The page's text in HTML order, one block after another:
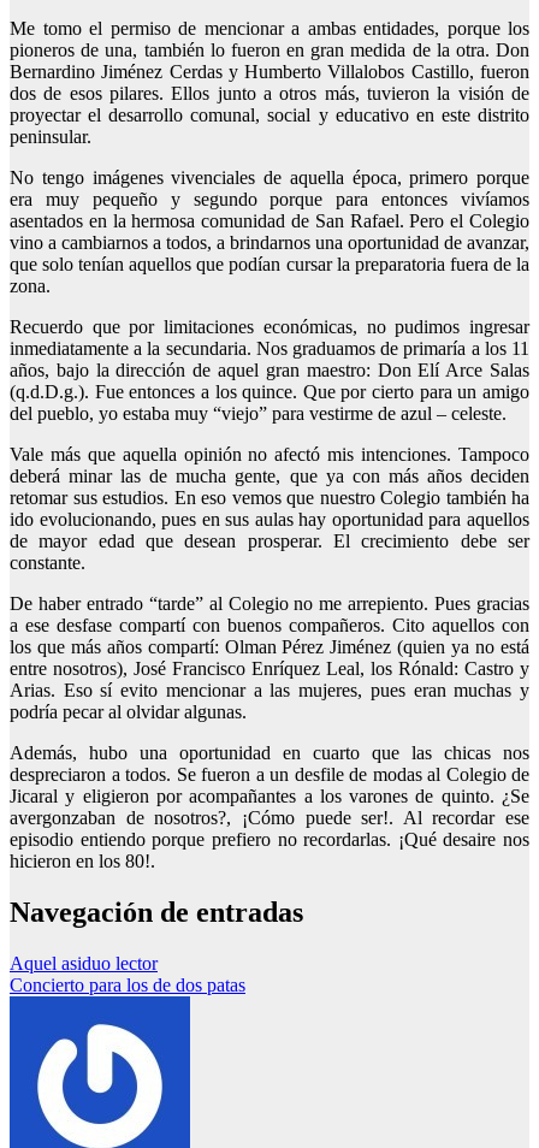
Me tomo el permiso de mencionar a ambas entidades, porque los
pioneros de una, también lo fueron en gran medida de la otra. Don
Bernardino Jiménez Cerdas y Humberto Villalobos Castillo, fueron
dos de esos pilares. Ellos junto a otros más, tuvieron la visión de
proyectar el desarrollo comunal, social y educativo en este distrito
peninsular.
No tengo imágenes vivenciales de aquella época, primero porque
era muy pequeño y segundo porque para entonces vivíamos
asentados en la hermosa comunidad de San Rafael. Pero el Colegio
vino a cambiarnos a todos, a brindarnos una oportunidad de avanzar,
que solo tenían aquellos que podían cursar la preparatoria fuera de la
zona.
Recuerdo que por limitaciones económicas, no pudimos ingresar
inmediatamente a la secundaria. Nos graduamos de primaría a los 11
años, bajo la dirección de aquel gran maestro: Don Elí Arce Salas
(q.d.D.g.). Fue entonces a los quince. Que por cierto para un amigo
del pueblo, yo estaba muy “viejo” para vestirme de azul – celeste.
Vale más que aquella opinión no afectó mis intenciones. Tampoco
deberá minar las de mucha gente, que ya con más años deciden
retomar sus estudios. En eso vemos que nuestro Colegio también ha
ido evolucionando, pues en sus aulas hay oportunidad para aquellos
de mayor edad que desean prosperar. El crecimiento debe ser
constante.
De haber entrado “tarde” al Colegio no me arrepiento. Pues gracias
a ese desfase compartí con buenos compañeros. Cito aquellos con
los que más años compartí: Olman Pérez Jiménez (quien ya no está
entre nosotros), José Francisco Enríquez Leal, los Rónald: Castro y
Arias. Eso sí evito mencionar a las mujeres, pues eran muchas y
podría pecar al olvidar algunas.
Además, hubo una oportunidad en cuarto que las chicas nos
despreciaron a todos. Se fueron a un desfile de modas al Colegio de
Jicaral y eligieron por acompañantes a los varones de quinto. ¿Se
avergonzaban de nosotros?, ¡Cómo puede ser!. Al recordar ese
episodio entiendo porque prefiero no recordarlas. ¡Qué desaire nos
hicieron en los 80!.
Navegación de entradas
Aquel asiduo lector
Concierto para los de dos patas